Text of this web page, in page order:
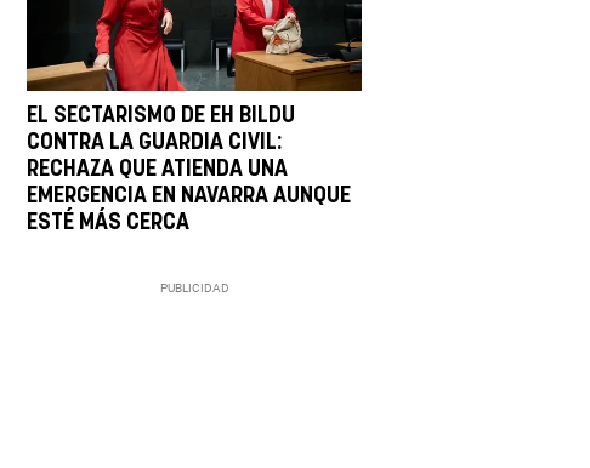
EL SECTARISMO DE EH BILDU
CONTRA LA GUARDIA CIVIL:
RECHAZA QUE ATIENDA UNA
EMERGENCIA EN NAVARRA AUNQUE
ESTÉ MÁS CERCA